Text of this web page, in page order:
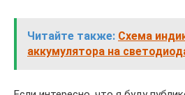
Читайте также: Схема
аккумулятора на